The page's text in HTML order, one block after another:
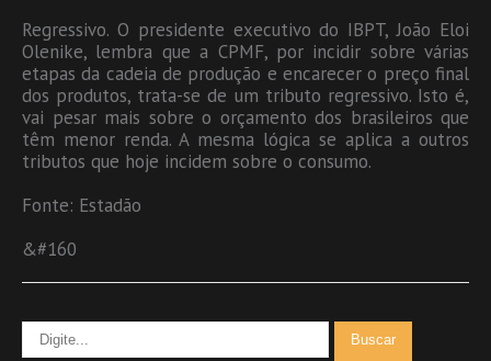
Regressivo. O presidente executivo do IBPT, João Eloi
Olenike, lembra que a CPMF, por incidir sobre várias
etapas da cadeia de produção e encarecer o preço final
dos produtos, trata-se de um tributo regressivo. Isto é,
vai pesar mais sobre o orçamento dos brasileiros que
têm menor renda. A mesma lógica se aplica a outros
tributos que hoje incidem sobre o consumo.
Fonte: Estadão
&#160